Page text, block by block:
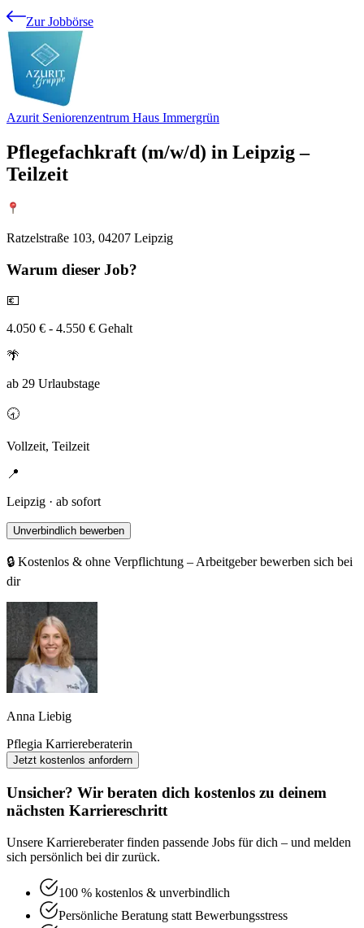
Zur Jobbörse
Azurit Seniorenzentrum Haus Immergrün
Pflegefachkraft (m/w/d) in Leipzig –
Teilzeit
Ratzelstraße 103, 04207 Leipzig
Warum dieser Job?
💶
4.050 € - 4.550 € Gehalt
🌴
ab 29 Urlaubstage
🕣
Vollzeit, Teilzeit
📍
Leipzig · ab sofort
Unverbindlich bewerben
🔒 Kostenlos & ohne Verpflichtung – Arbeitgeber bewerben sich bei
dir
Anna Liebig
Pflegia Karriereberaterin
Jetzt kostenlos anfordern
Unsicher? Wir beraten dich kostenlos zu deinem
nächsten Karriereschritt
Unsere Karriereberater finden passende Jobs für dich – und melden
sich persönlich bei dir zurück.
100 % kostenlos & unverbindlich
Persönliche Beratung statt Bewerbungsstress